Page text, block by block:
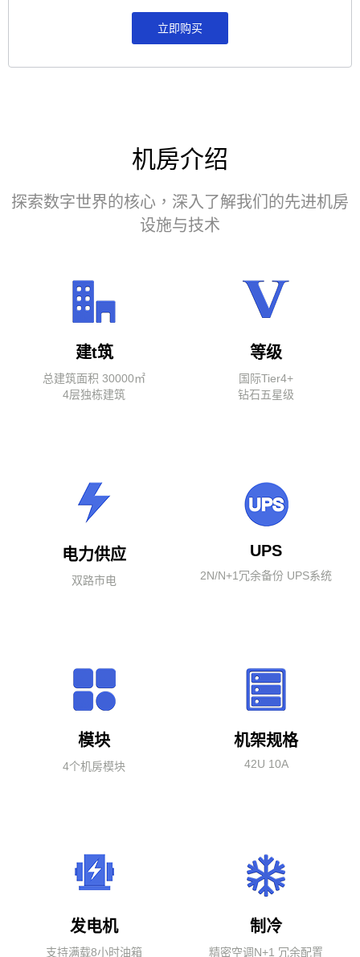
立即购买
机房介绍
探索数字世界的核心，深入了解我们的先进机房
设施与技术
建t筑
总建筑面积 30000㎡
4层独栋建筑
等级
国际Tier4+
钻石五星级
电力供应
双路市电
UPS
2N/N+1冗余备份 UPS系统
模块
4个机房模块
机架规格
42U 10A
发电机
支持满载8小时油箱
制冷
精密空调N+1 冗余配置